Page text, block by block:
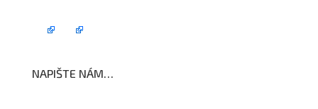
NAPIŠTE NÁM…